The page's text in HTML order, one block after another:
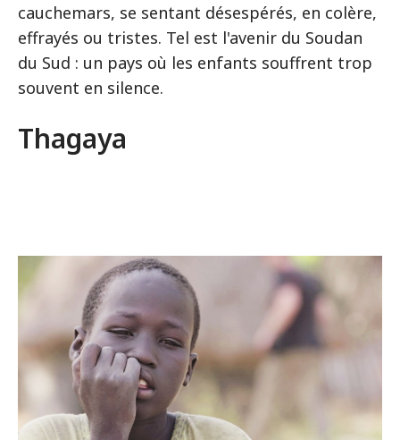
cauchemars, se sentant désespérés, en colère,
effrayés ou tristes. Tel est l'avenir du Soudan
du Sud : un pays où les enfants souffrent trop
souvent en silence.
Thagaya